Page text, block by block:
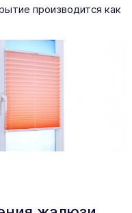
производится как